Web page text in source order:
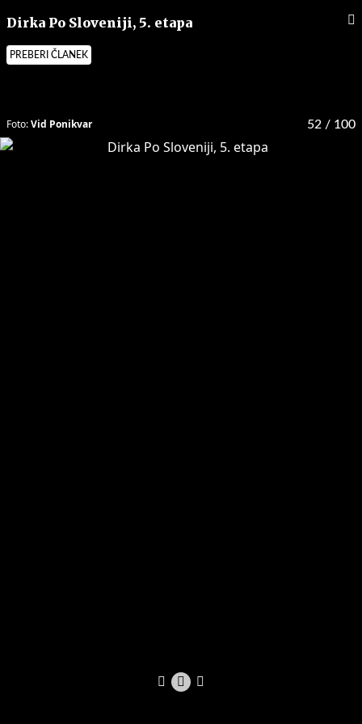
Dirka Po Sloveniji, 5. etapa
PREBERI ČLANEK
52 / 100
Foto:Vid Ponikvar